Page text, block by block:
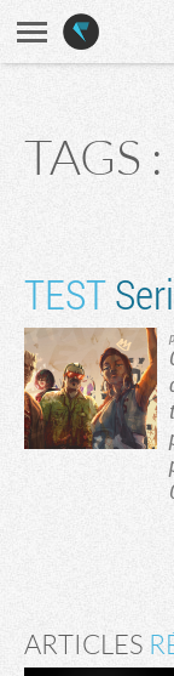
TAGS :
TEST
ARTICLES